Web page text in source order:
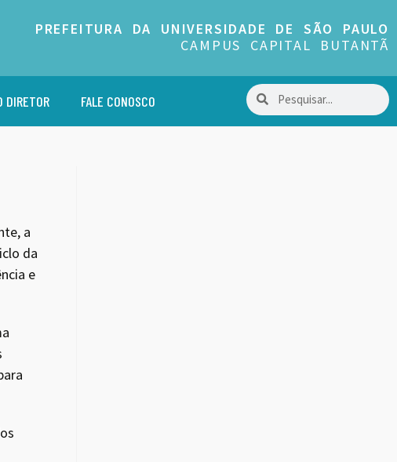
PREFEITURA DA UNIVERSIDADE DE SÃO PAULO
CAMPUS CAPITAL BUTANTÃ
DIRETOR FALE CONOSCO
a
da
e